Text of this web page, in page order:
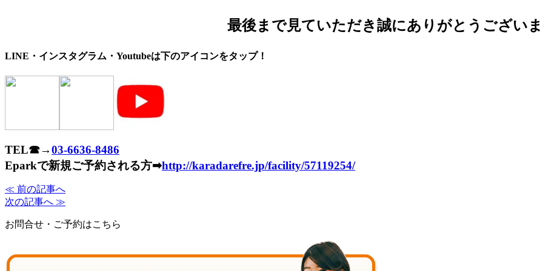
最後まで見ていただき誠にありがとうござい
LINE・インスタグラム・Youtubeは下のアイコンをタップ！
TEL☎→03-6636-8486
Eparkで新規ご予約される方➡http://karadarefre.jp/facility/57119254/
≪ 前の記事へ
次の記事へ ≫
お問合せ・ご予約はこちら